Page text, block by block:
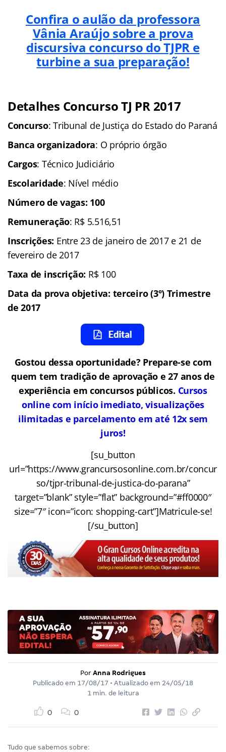
Confira o aulão da professora
Vânia Araújo sobre a prova
discursiva concurso do TJPR e
turbine a sua preparação!
Detalhes Concurso TJ PR 2017
Concurso: Tribunal de Justiça do Estado do Paraná
Banca organizadora: O próprio órgão
Cargos: Técnico Judiciário
Escolaridade: Nível médio
Número de vagas: 100
Remuneração: R$ 5.516,51
Inscrições: Entre 23 de janeiro de 2017 e 21 de
fevereiro de 2017
Taxa de inscrição: R$ 100
Data da prova objetiva: terceiro (3º) Trimestre
de 2017
Gostou dessa oportunidade? Prepare-se com
quem tem tradição de aprovação e 27 anos de
experiência em concursos públicos. Cursos
online com início imediato, visualizações
ilimitadas e parcelamento em até 12x sem
juros!
[su_button
url=”https://www.grancursosonline.com.br/concur
so/tjpr-tribunal-de-justica-do-parana”
target=”blank” style=”flat” background=”#ff0000″
size=”7″ icon=”icon: shopping-cart”]Matricule-se!
[/su_button]
Por Anna Rodrigues
Publicado em 17/08/17 • Atualizado em 24/05/18
1 min. de leitura
0 0
Tudo que sabemos sobre: